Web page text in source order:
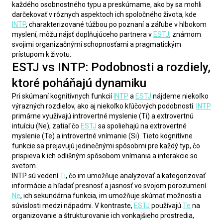
každého osobnostného typu a preskúmame, ako by sa mohli
INTP, charakterizované túžbou po poznaní a záľube v hlbokom
myslení, môžu nájsť doplňujúceho partnera v ESTJ, známom
svojimi organizačnými schopnosťami a pragmatickým
prístupom k životu.
ESTJ vs INTP: Podobnosti a rozdiely,
ktoré poháňajú dynamiku
Pri skúmaní kognitívnych funkcií INTP a ESTJ nájdeme niekoľko
výrazných rozdielov, ako aj niekoľko kľúčových podobností.
INTP
primárne využívajú introvertné myslenie (Ti) a extrovertnú
intuíciu (Ne), zatiaľ čo ESTJ sa spoliehajú na extrovertné
myslenie (Te) a introvertné vnímanie (Si). Tieto kognitívne
funkcie sa prejavujú jedinečnými spôsobmi pre každý typ, čo
prispieva k ich odlišným spôsobom vnímania a interakcie so
svetom.
INTP sú vedení Ti, čo im umožňuje analyzovať a kategorizovať
Ne, ich sekundárna funkcia, im umožňuje skúmať možnosti a
súvislosti medzi nápadmi. V kontraste, ESTJ používajú Te na
organizovanie a štrukturovanie ich vonkajšieho prostredia,